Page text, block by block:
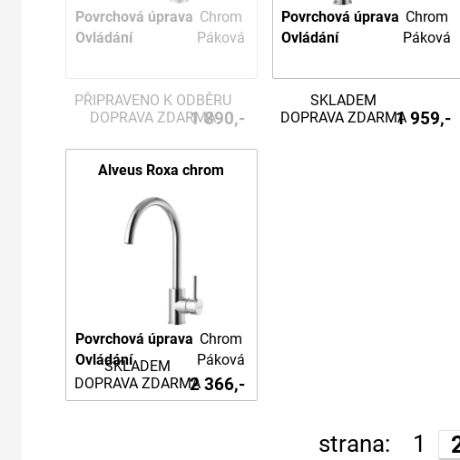
Povrchová úprava Chrom
Ovládání
Páková
1 890,-
PŘIPRAVENO K ODBĚRU
DOPRAVA ZDARMA
Povrchová úprava Chrom
Ovládání
Páková
1 959,-
SKLADEM
DOPRAVA ZDARMA
Alveus Roxa chrom
Povrchová úprava Chrom
Ovládání
Páková
2 366,-
SKLADEM
DOPRAVA ZDARMA
strana: 1